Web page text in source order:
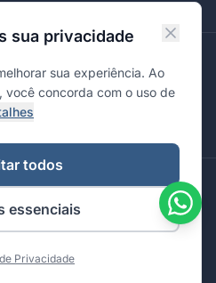
CascavelPonta Grossa
de Verdade. Todos os direitos
sua privacidade
sua experiência. Ao
concorda com o uso de
todos
essenciais
Privacidade